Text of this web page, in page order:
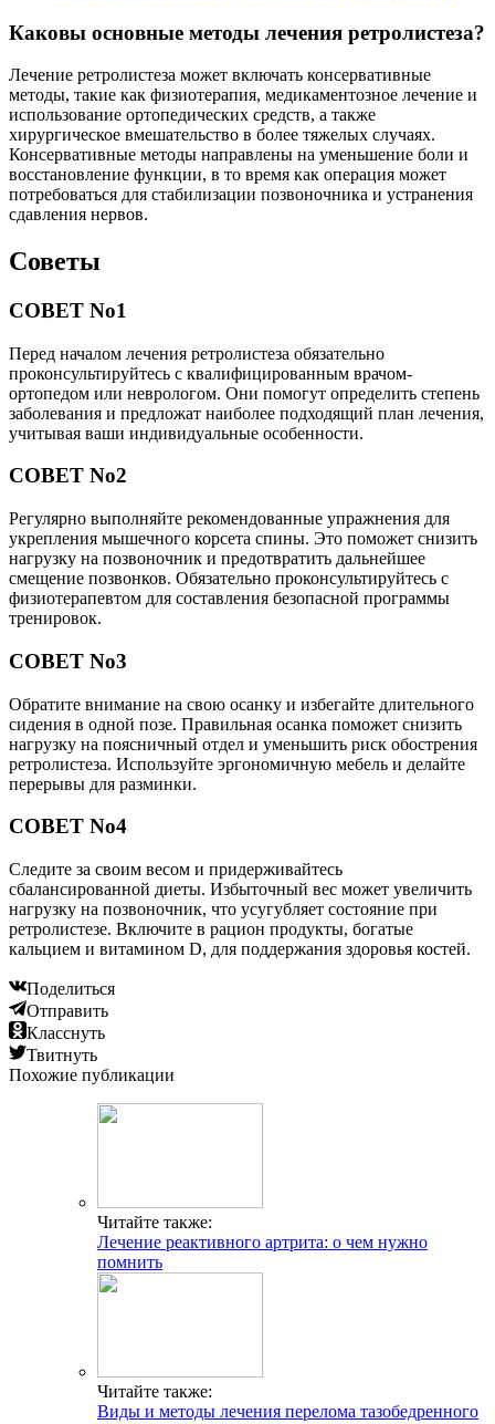
Каковы основные методы лечения ретролистеза?
Лечение ретролистеза может включать консервативные
методы, такие как физиотерапия, медикаментозное лечение и
использование ортопедических средств, а также
хирургическое вмешательство в более тяжелых случаях.
Консервативные методы направлены на уменьшение боли и
восстановление функции, в то время как операция может
потребоваться для стабилизации позвоночника и устранения
сдавления нервов.
Советы
СОВЕТ No1
Перед началом лечения ретролистеза обязательно
проконсультируйтесь с квалифицированным врачом-
ортопедом или неврологом. Они помогут определить степень
заболевания и предложат наиболее подходящий план лечения,
учитывая ваши индивидуальные особенности.
СОВЕТ No2
Регулярно выполняйте рекомендованные упражнения для
укрепления мышечного корсета спины. Это поможет снизить
нагрузку на позвоночник и предотвратить дальнейшее
смещение позвонков. Обязательно проконсультируйтесь с
физиотерапевтом для составления безопасной программы
тренировок.
СОВЕТ No3
Обратите внимание на свою осанку и избегайте длительного
сидения в одной позе. Правильная осанка поможет снизить
нагрузку на поясничный отдел и уменьшить риск обострения
ретролистеза. Используйте эргономичную мебель и делайте
перерывы для разминки.
СОВЕТ No4
Следите за своим весом и придерживайтесь
сбалансированной диеты. Избыточный вес может увеличить
нагрузку на позвоночник, что усугубляет состояние при
ретролистезе. Включите в рацион продукты, богатые
кальцием и витамином D, для поддержания здоровья костей.
Поделиться
Отправить
Класснуть
Твитнуть
Похожие публикации
Читайте также:
Лечение реактивного артрита: о чем нужно
помнить
Читайте также:
Виды и методы лечения перелома тазобедренного